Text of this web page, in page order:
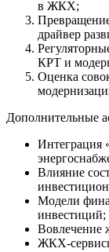
в ЖКХ;
драйвер
КРТ и
Оценка
Дополнительные
Интеграция
Влияние
Модели
инвестиций;
Вовлечение
ЖКХ-